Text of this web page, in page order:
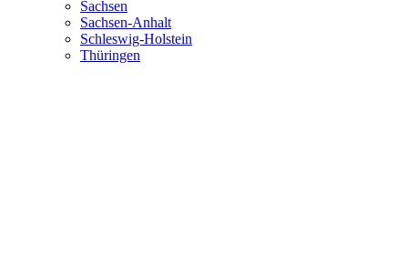
Sachsen
Sachsen-Anhalt
Schleswig-Holstein
Thüringen